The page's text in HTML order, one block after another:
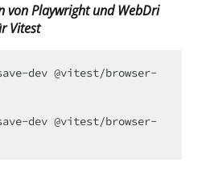
von Playwright und WebDri
Vitest
dev @vitest/browser-
dev @vitest/browser-